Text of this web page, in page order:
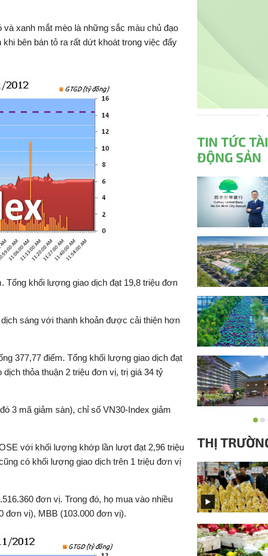
và xanh mắt mèo là những sắc màu chủ đạo
bên bán tỏ ra rất dứt khoát trong việc đẩy
Tổng khối lượng giao dịch đạt 19,8 triệu đơn
sáng với thanh khoản được cải thiện hơn
377,77 điểm. Tổng khối lượng giao dịch đạt
thỏa thuận 2 triệu đơn vị, trị giá 34 tỷ
3 mã giảm sàn), chỉ số VN30-Index giảm
với khối lượng khớp lần lượt đạt 2,96 triệu
có khối lượng giao dịch trên 1 triệu đơn vị
đơn vị. Trong đó, họ mua vào nhiều
đơn vị), MBB (103.000 đơn vị).
TIN TỨC
ĐỘNG SẢN
THỊ